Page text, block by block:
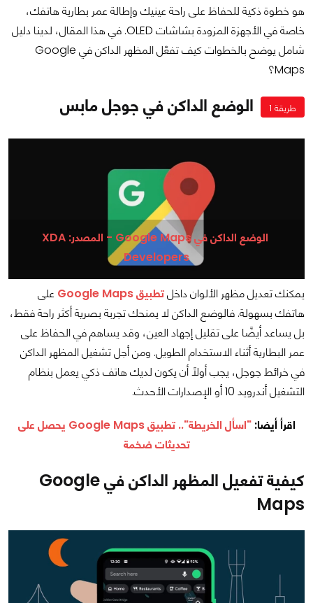
هو خطوة ذكية للحفاظ على راحة عينيك وإطالة عمر بطارية هاتفك،
خاصة في الأجهزة المزودة بشاشات OLED. في هذا المقال، لدينا دليل
شامل يوضح بالخطوات كيف تفعّل المظهر الداكن في Google
Maps؟
طريقة 1 الوضع الداكن في جوجل مابس
الوضع الداكن في Google Maps - المصدر: XDA
Developers
يمكنك تعديل مظهر الألوان داخلتطبيق Google Maps
على
هاتفك بسهولة. فالوضع الداكن لا يمنحك تجربة بصرية أكثر راحة فقط،
بل يساعد أيضًا على تقليل إجهاد العين، وقد يساهم في الحفاظ على
عمر البطارية أثناء الاستخدام الطويل. ومن أجل تشغيل المظهر الداكن
في خرائط جوجل، يجب أولًا أن يكون لديك هاتف ذكي يعمل بنظام
التشغيل أندرويد 10 أو الإصدارات الأحدث.
اقرأ أيضا:
"اسأل الخريطة".. تطبيق Google Maps يحصل على
تحديثات ضخمة
كيفية تفعيل المظهر الداكن في Google
Maps